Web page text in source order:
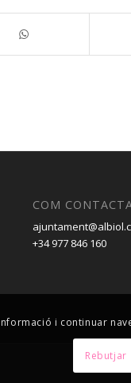
COM
+34 977 846 160
i continuar
Rebutjar